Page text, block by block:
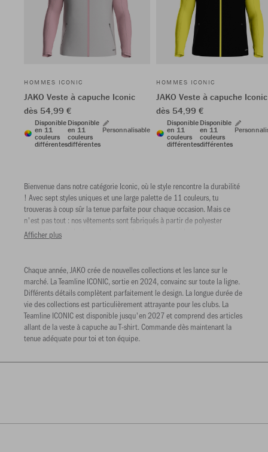
HOMMES ICONIC
JAKO Veste à capuche Iconic
dès 54,99 €
Disponible
en 11
couleurs
différentes
Disponible
en 11
couleurs
différentes
Personnalisable
HOMMES ICONIC
JAKO Veste à capuche Iconic
dès 54,99 €
Disponible
en 11
couleurs
différentes
Disponible
en 11
couleurs
différentes
Bienvenue dans notre catégorie Iconic, où le style rencontre la durabilité
! Avec sept styles uniques et une large palette de 11 couleurs, tu
trouveras à coup sûr la tenue parfaite pour chaque occasion. Mais ce
n'est pas tout : nos vêtements sont fabriqués à partir de polyester
recyclé, ce qui n'est pas seulement beau, mais aussi bon pour
l'environnement. Tu veux donner un coup de jeune à ta garde-robe avec
mouvement de la mode éco-responsable !
Afficher plus
Chaque année, JAKO crée de nouvelles collections et les lance sur le
marché. La Teamline ICONIC, sortie en 2024, convainc sur toute la ligne.
Différents détails complètent parfaitement le design. La longue durée de
vie des collections est particulièrement attrayante pour les clubs. La
Teamline ICONIC est disponible jusqu'en 2027 et comprend des articles
allant de la veste à capuche au T-shirt. Commande dès maintenant la
tenue adéquate pour toi et ton équipe.